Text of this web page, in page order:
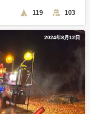
119 103
2024年8月12日